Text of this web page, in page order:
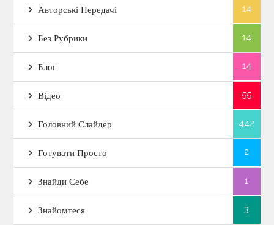
Авторські Передачі 14
Без Рубрики 14
Блог 14
Відео 55
Головний Слайдер 442
Готувати Просто 2
Знайди Себе 1
Знайомтеся 3